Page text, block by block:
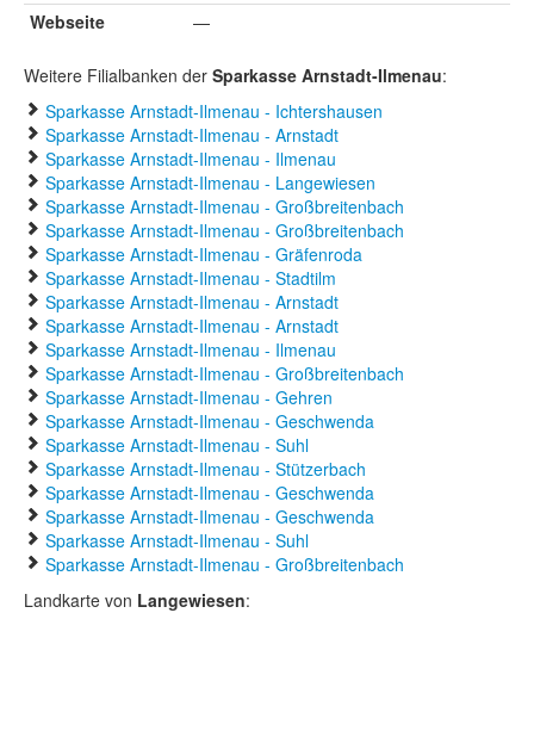
Webseite —
Weitere Filialbanken der Sparkasse Arnstadt-Ilmenau:
Sparkasse Arnstadt-Ilmenau - Ichtershausen
Sparkasse Arnstadt-Ilmenau - Arnstadt
Sparkasse Arnstadt-Ilmenau - Ilmenau
Sparkasse Arnstadt-Ilmenau - Langewiesen
Sparkasse Arnstadt-Ilmenau - Großbreitenbach
Sparkasse Arnstadt-Ilmenau - Großbreitenbach
Sparkasse Arnstadt-Ilmenau - Gräfenroda
Sparkasse Arnstadt-Ilmenau - Stadtilm
Sparkasse Arnstadt-Ilmenau - Arnstadt
Sparkasse Arnstadt-Ilmenau - Arnstadt
Sparkasse Arnstadt-Ilmenau - Ilmenau
Sparkasse Arnstadt-Ilmenau - Großbreitenbach
Sparkasse Arnstadt-Ilmenau - Gehren
Sparkasse Arnstadt-Ilmenau - Geschwenda
Sparkasse Arnstadt-Ilmenau - Suhl
Sparkasse Arnstadt-Ilmenau - Stützerbach
Sparkasse Arnstadt-Ilmenau - Geschwenda
Sparkasse Arnstadt-Ilmenau - Geschwenda
Sparkasse Arnstadt-Ilmenau - Suhl
Sparkasse Arnstadt-Ilmenau - Großbreitenbach
Landkarte von Langewiesen: